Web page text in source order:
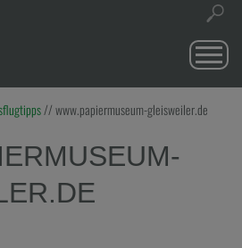
//www.papiermuseum-gleisweiler.de